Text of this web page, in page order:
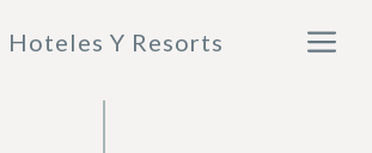
Hoteles Y Resorts